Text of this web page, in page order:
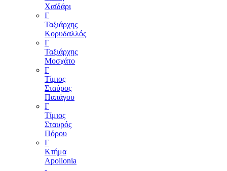
Χαϊδάρι
Γ
Ταξιάρχης
Κορυδαλλός
Γ
Ταξιάρχης
Μοσχάτο
Γ
Τίμιος
Σταύρος
Παπάγου
Γ
Τίμιος
Σταυρός
Πόρου
Γ
Κτήμα
Apollonia